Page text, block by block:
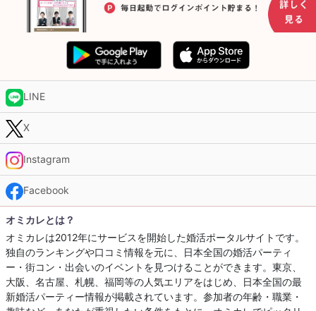
LINE
X
Instagram
Facebook
オミカレとは？
オミカレは2012年にサービスを開始した婚活ポータルサイトです。
独自のランキングや口コミ情報を元に、日本全国の婚活パーティ
ー・街コン・出会いのイベントを見つけることができます。東京、
大阪、名古屋、札幌、福岡等の人気エリアをはじめ、日本全国の最
新婚活パーティー情報が掲載されています。参加者の年齢・職業・